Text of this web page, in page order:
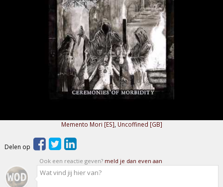
Memento Mori [ES] Uncoffined [GB]
Delen op
Ook een reactie geven? meld je dan even aan